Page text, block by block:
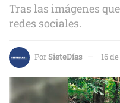
Tras las imágenes
redes sociales.
PorSieteDías 16